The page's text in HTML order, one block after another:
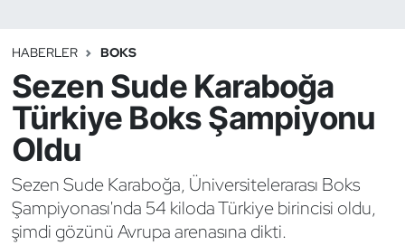
HABERLER BOKS
Sezen Sude Karaboğa
Türkiye Boks Şampiyonu
Oldu
Sezen Sude Karaboğa, Üniversitelerarası Boks
Şampiyonası'nda 54 kiloda Türkiye birincisi oldu,
şimdi gözünü Avrupa arenasına dikti.
Binicilik
Bisiklet
Bocce Bowling Dart
Boks